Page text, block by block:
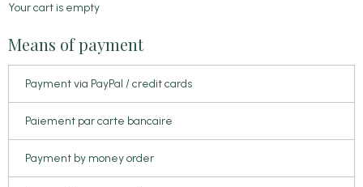
Your cart is empty
Means of payment
Payment via PayPal / credit cards
Paiement par carte bancaire
Payment by money order